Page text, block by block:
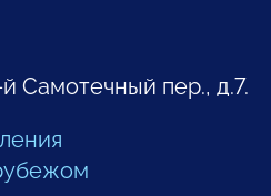
Самотечный пер., д.7.